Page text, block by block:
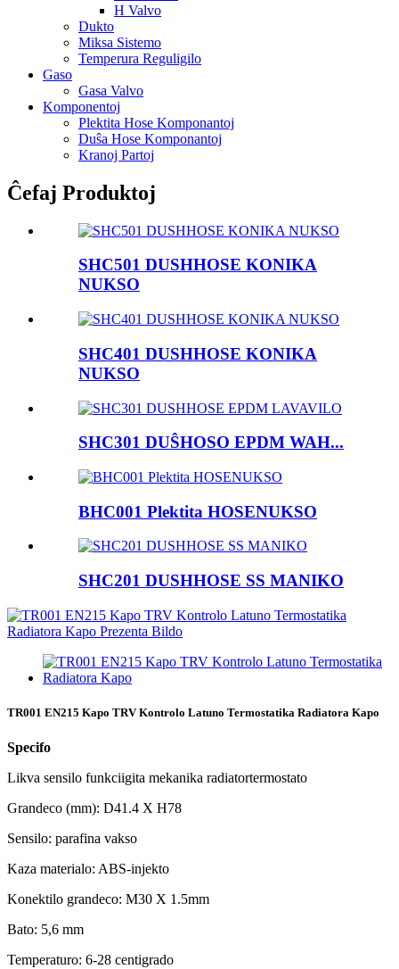
H Valvo
Dukto
Miksa Sistemo
Temperura Reguligilo
Gaso
Gasa Valvo
Komponentoj
Plektita Hose Komponantoj
Duŝa Hose Komponantoj
Kranoj Partoj
Ĉefaj Produktoj
SHC501 DUSHHOSE KONIKA
NUKSO
SHC401 DUSHHOSE KONIKA
NUKSO
SHC301 DUŜHOSO EPDM WAH...
BHC001 Plektita HOSENUKSO
SHC201 DUSHHOSE SS MANIKO
TR001 EN215 Kapo TRV Kontrolo Latuno Termostatika Radiatora Kapo
Specifo
Likva sensilo funkciigita mekanika radiatortermostato
Grandeco (mm): D41.4 X H78
Sensilo: parafina vakso
Kaza materialo: ABS-injekto
Konektilo grandeco: M30 X 1.5mm
Bato: 5,6 mm
Temperaturo: 6-28 centigrado